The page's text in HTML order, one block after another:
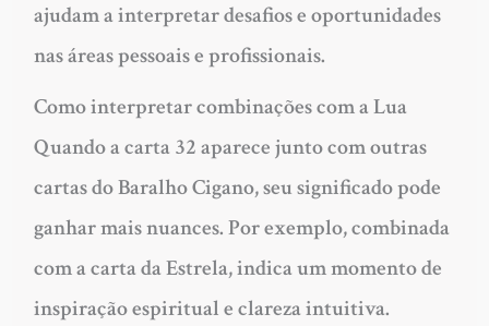
ajudam a interpretar desafios e oportunidades
nas áreas pessoais e profissionais.
Como interpretar combinações com a Lua
Quando a carta 32 aparece junto com outras
cartas do Baralho Cigano, seu significado pode
ganhar mais nuances. Por exemplo, combinada
com a carta da Estrela, indica um momento de
inspiração espiritual e clareza intuitiva.